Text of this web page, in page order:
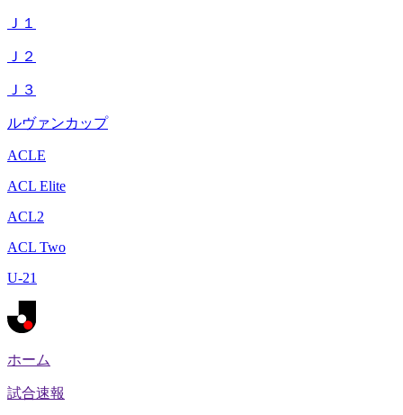
Ｊ１
Ｊ２
Ｊ３
ルヴァンカップ
ACLE
ACL Elite
ACL2
ACL Two
U-21
ホーム
試合速報